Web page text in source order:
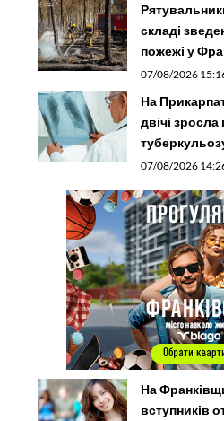
складі
пожежі у
07/08/2026
На
двічі зросла
07/08/2026
На
вступників